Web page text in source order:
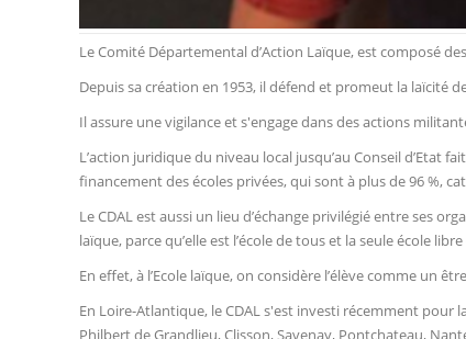
Le Comité Départemental d’Action Laïque, est composé
Depuis sa création en 1953, il défend et promeut la laïcité
Il assure une vigilance et s'engage dans des actions
L’action juridique du niveau local jusqu’au Conseil d’Etat
financement des écoles privées, qui sont à plus de 96 %,
Le CDAL est aussi un lieu d’échange privilégié entre ses
laïque, parce qu’elle est l’école de tous et la seule école
En effet, à l’Ecole laïque, on considère l’élève comme un
En Loire-Atlantique, le CDAL s'est investi récemment pour
Philbert de Grandlieu, Clisson, Savenay, Pontchateau,